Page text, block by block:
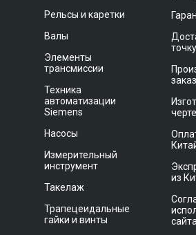
Рельсы и каретки
Валы
Элементы
трансмиссии
Техника
автоматизации
Siemens
Насосы
Измерительный
инструмент
Такелаж
Трапецеидальные
гайки и винты
из
сайта